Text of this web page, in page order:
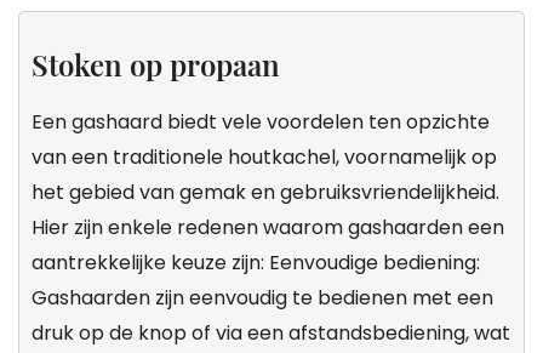
Stoken op propaan
Een gashaard biedt vele voordelen ten opzichte
van een traditionele houtkachel, voornamelijk op
het gebied van gemak en gebruiksvriendelijkheid.
Hier zijn enkele redenen waarom gashaarden een
aantrekkelijke keuze zijn: Eenvoudige bediening:
Gashaarden zijn eenvoudig te bedienen met een
druk op de knop of via een afstandsbediening, wat